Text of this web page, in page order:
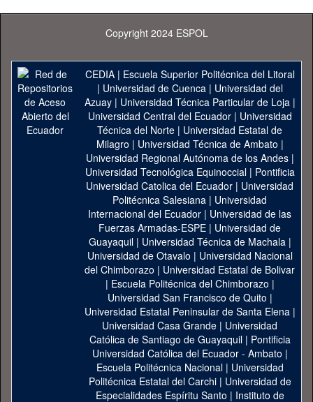
Copyright 2024 ESPOL
CEDIA| Escuela Superior Politécnica del Litoral
| Universidad de Cuenca| Universidad del
Azuay| Universidad Técnica Particular de Loja|
Universidad Central del Ecuador| Universidad
Técnica del Norte | Universidad Estatal de
Milagro | Universidad Técnica de Ambato |
Universidad Regional Autónoma de los Andes|
Universidad Tecnológica Equinoccial| Pontificia
Universidad Catolica del Ecuador | Universidad
Politécnica Salesiana | Universidad
Internacional del Ecuador | Universidad de las
Fuerzas Armadas-ESPE | Universidad de
Guayaquil| Universidad Técnica de Machala|
Universidad de Otavalo | Universidad Nacional
del Chimborazo | Universidad Estatal de Bolivar
| Escuela Politécnica del Chimborazo |
Universidad San Francisco de Quito |
Universidad Estatal Peninsular de Santa Elena|
Universidad Casa Grande | Universidad
Católica de Santiago de Guayaquil| Pontificia
Universidad Católica del Ecuador - Ambato |
Escuela Politécnica Nacional| Universidad
Politécnica Estatal del Carchi| Universidad de
Especialidades Espíritu Santo | Instituto de